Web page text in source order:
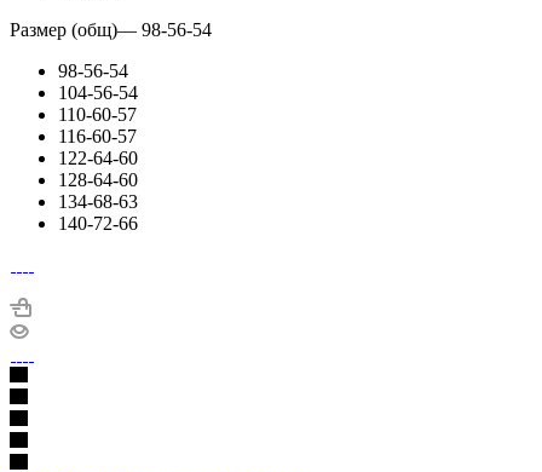
Размер (общ)— 98-56-54
98-56-54
104-56-54
110-60-57
116-60-57
122-64-60
128-64-60
134-68-63
140-72-66